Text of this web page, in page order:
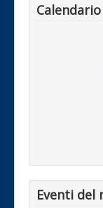
Eventi del